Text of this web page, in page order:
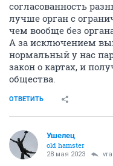
согласованность
лучше орган с
чем вообще без
А за исключением
нормальный у нас
закон о картах, и
общества.
ОТВЕТИТЬ
Ушелец
old hamster
28 мая 2023